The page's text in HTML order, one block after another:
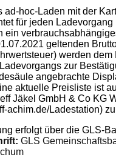
ad-hoc-Laden mit der
für jeden Ladevorgang
ein
geltenden
werden dem
zur
angebrachte
aktuelle Preisliste ist
Jäkel GmbH & Co KG
achim.de/Ladestation)
erfolgt über die GLS-
GLS